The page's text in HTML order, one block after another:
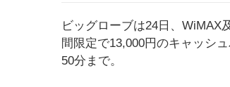
ビッグローブは24日、WiMAX
間限定で13,000円のキャッシ
50分まで。